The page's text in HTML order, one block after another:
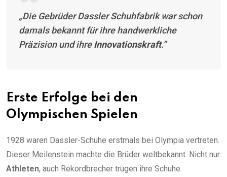
„Die Gebrüder Dassler Schuhfabrik war schon
damals bekannt für ihre handwerkliche
Präzision und ihreInnovationskraft.”
Erste Erfolge bei den
Olympischen Spielen
1928 waren Dassler-Schuhe erstmals bei Olympia vertreten.
Dieser Meilenstein machte die Brüder weltbekannt. Nicht nur
Athleten, auch Rekordbrecher trugen ihre Schuhe.